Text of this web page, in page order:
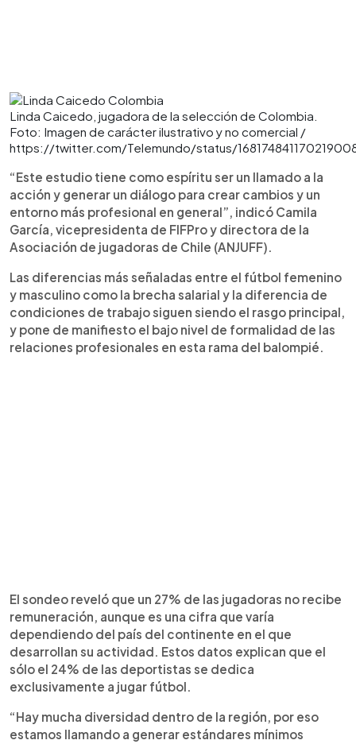
Linda Caicedo, jugadora de la selección de Colombia.
Foto: Imagen de carácter ilustrativo y no comercial /
https://twitter.com/Telemundo/status/
“Este estudio tiene como espíritu ser un llamado a la
acción y generar un diálogo para crear cambios y un
entorno más profesional en general”, indicó Camila
García, vicepresidenta de FIFPro y directora de la
Asociación de jugadoras de Chile (ANJUFF).
Las diferencias más señaladas entre el fútbol femenino
y masculino como la brecha salarial y la diferencia de
condiciones de trabajo siguen siendo el rasgo principal,
y pone de manifiesto el bajo nivel de formalidad de las
relaciones profesionales en esta rama del balompié.
El sondeo reveló que un 27% de las jugadoras no recibe
remuneración, aunque es una cifra que varía
dependiendo del país del continente en el que
desarrollan su actividad. Estos datos explican que el
sólo el 24% de las deportistas se dedica
exclusivamente a jugar fútbol.
“Hay mucha diversidad dentro de la región, por eso
estamos llamando a generar estándares mínimos